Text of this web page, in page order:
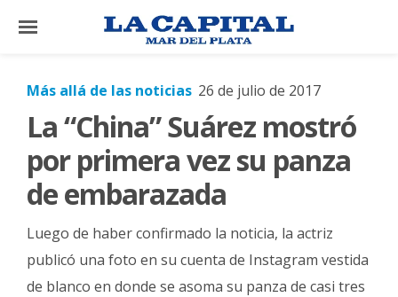
×
El
El
Mundo
La
Zona
Cultura
Más allá de las noticias 26 de julio de 2017
La “China” Suárez mostró
por primera vez su panza
de embarazada
Luego de haber confirmado la noticia, la actriz
publicó una foto en su cuenta de Instagram vestida
de blanco en donde se asoma su panza de casi tres